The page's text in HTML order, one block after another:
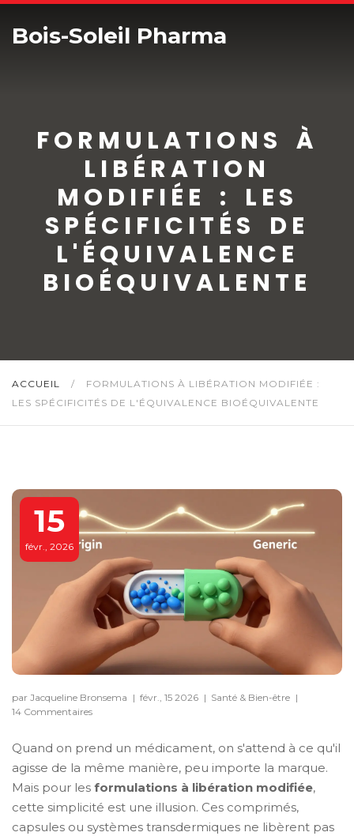
Bois-Soleil Pharma
FORMULATIONS À
LIBÉRATION
MODIFIÉE : LES
SPÉCIFICITÉS DE
L'ÉQUIVALENCE
BIOÉQUIVALENTE
ACCUEIL /
FORMULATIONS À LIBÉRATION MODIFIÉE :
LES SPÉCIFICITÉS DE L'ÉQUIVALENCE BIOÉQUIVALENTE
15
févr., 2026
par Jacqueline Bronsema | févr., 15 2026 | Santé & Bien-être |
14 Commentaires
Quand on prend un médicament, on s'attend à ce qu'il
agisse de la même manière, peu importe la marque.
Mais pour les formulations à libération modifiée,
cette simplicité est une illusion. Ces comprimés,
capsules ou systèmes transdermiques ne libèrent pas